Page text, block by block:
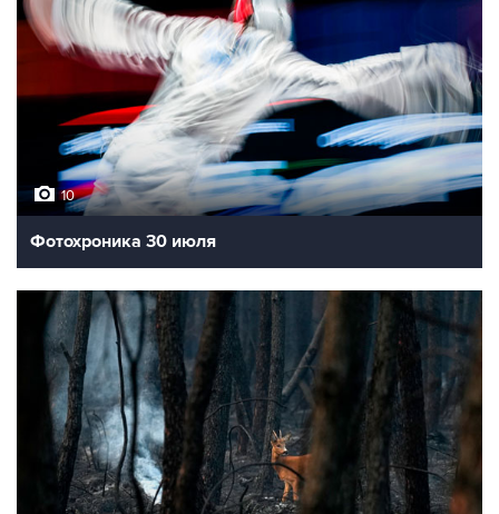
10
Фотохроника 30 июля